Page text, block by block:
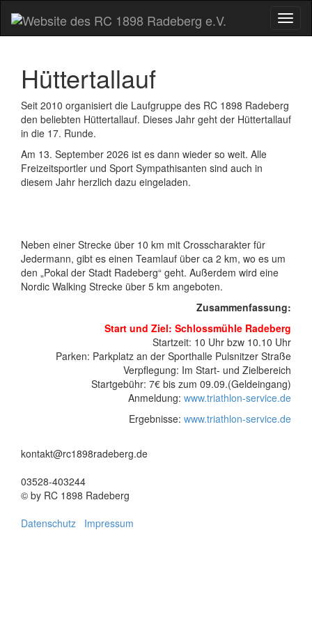
Hüttertallauf
Seit 2010 organisiert die Laufgruppe des RC 1898 Radeberg
den beliebten Hüttertallauf. Dieses Jahr geht der Hüttertallauf
in die 17. Runde.
Am 13. September 2026 ist es dann wieder so weit. Alle
Freizeitsportler und Sport Sympathisanten sind auch in
diesem Jahr herzlich dazu eingeladen.
Neben einer Strecke über 10 km mit Crosscharakter für
Jedermann, gibt es einen Teamlauf über ca 2 km, wo es um
den „Pokal der Stadt Radeberg“ geht. Außerdem wird eine
Nordic Walking Strecke über 5 km angeboten.
Zusammenfassung:
Start und Ziel: Schlossmühle Radeberg
Startzeit: 10 Uhr bzw 10.10 Uhr
Parken: Parkplatz an der Sporthalle Pulsnitzer Straße
Verpflegung: Im Start- und Zielbereich
Startgebühr: 7€ bis zum 09.09.(Geldeingang)
Anmeldung: www.triathlon-service.de
Ergebnisse: www.triathlon-service.de
kontakt@rc1898radeberg.de
03528-403244
© by RC 1898 Radeberg
Datenschutz
Impressum